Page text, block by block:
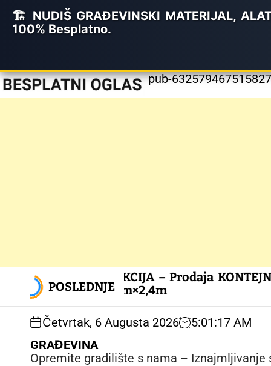
🏗️ NUDIŠ GRAĐEVINSKI MATERIJAL,
100% Besplatno.
pub-
POSLEDNJE
AKCIJA – Prodaja KONTEJNERA
6m×2,4m
Četvrtak, 6 Augusta 2026 5:01:18 AM
GRAĐEVINA
Opremite gradilište s nama – Iznajmljivanje